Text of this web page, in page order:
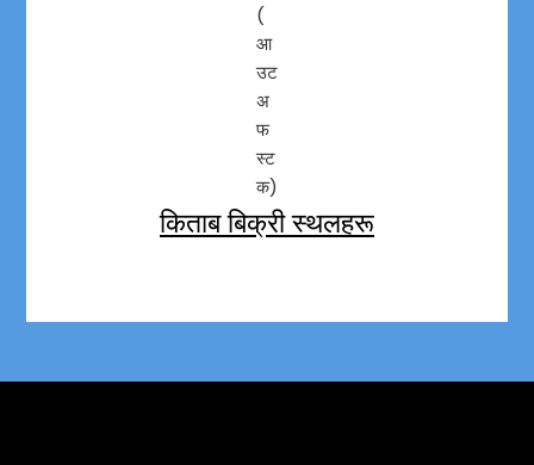
(
आ
उट
अ
फ
स्ट
क)
किताब बिक्री स्थलहरू